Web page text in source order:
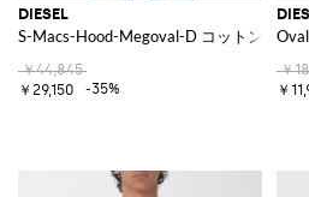
DIESEL
S-Macs-Hood-Megoval-D コットンフー
￥44,845
￥29,150
-35%
￥
￥